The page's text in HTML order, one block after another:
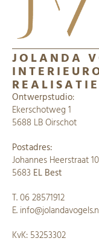
JOLANDA
REALISATIE
Ontwerpstudio:
Ekerschotweg 1
5688 LB Oirschot
Postadres:
Johannes Heerstraat 10
5683 EL Best
​​T.06 28571912
E.
KvK: 53253302